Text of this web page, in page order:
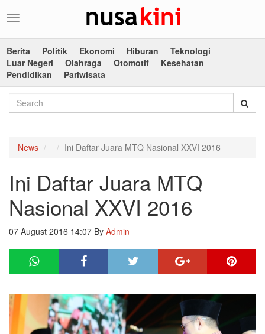
Toggle
Berita
Politik Ekonomi Hiburan
Teknologi
Luar Negeri
Olahraga Otomotif
Kesehatan
Pendidikan
Pariwisata
News Ini Daftar Juara MTQ Nasional XXVI 2016
Ini Daftar Juara MTQ
Nasional XXVI 2016
07 August 2016 14:07 By Admin